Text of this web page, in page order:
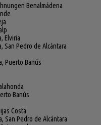
Benalmádena
Elviria
San Pedro de Alcántara
Puerto Banús
Banús
Costa
San Pedro de Alcántara